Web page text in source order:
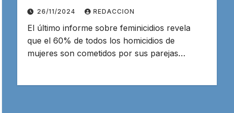
26/11/2024 REDACCION
El último informe sobre feminicidios revela
que el 60% de todos los homicidios de
mujeres son cometidos por sus parejas…